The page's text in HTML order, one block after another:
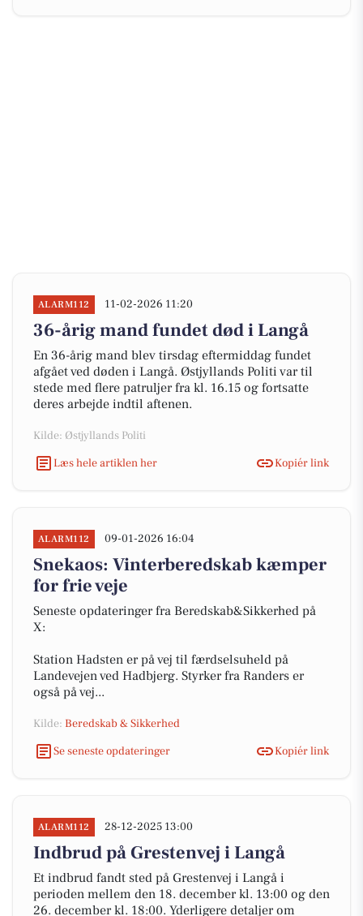
ALARM112 11-02-2026 11:20
36-årig mand fundet død i Langå
En 36-årig mand blev tirsdag eftermiddag fundet
afgået ved døden i Langå. Østjyllands Politi var til
stede med flere patruljer fra kl. 16.15 og fortsatte
deres arbejde indtil aftenen.
Kilde: Østjyllands Politi
Læs hele artiklen her
Kopiér link
ALARM112 09-01-2026 16:04
Snekaos: Vinterberedskab kæmper
for frie veje
Seneste opdateringer fra Beredskab&Sikkerhed på
X:
Station Hadsten er på vej til færdselsuheld på
Landevejen ved Hadbjerg. Styrker fra Randers er
også på vej...
Kilde: Beredskab & Sikkerhed
Se seneste opdateringer
Kopiér link
ALARM112 28-12-2025 13:00
Indbrud på Grestenvej i Langå
Et indbrud fandt sted på Grestenvej i Langå i
perioden mellem den 18. december kl. 13:00 og den
26. december kl. 18:00. Yderligere detaljer om